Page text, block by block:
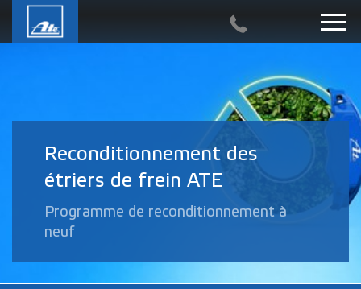
Reconditionnement des
étriers de frein ATE
Programme de reconditionnement à
neuf